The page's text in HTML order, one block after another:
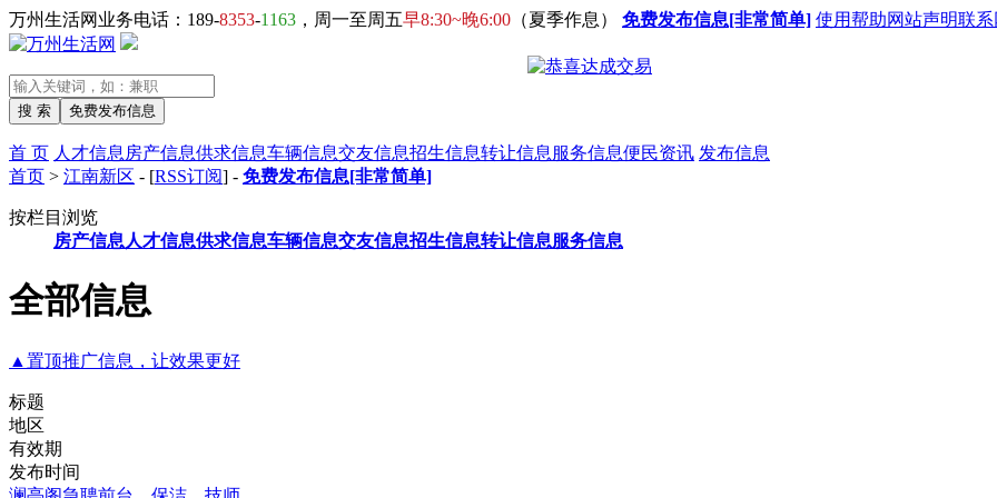
万州生活网业务电话：189-8353-1163 ，周一至周五早8:30~晚6:00 （夏季作息） 免费发布信息[非常简单] 使用帮助网站声明联
首 页 人才信息 房产信息供求信息车辆信息交友信息招生信息转让信息 服务信息便民资讯 发布信息
首页 > 江南新区 - [RSS订阅] - 免费发布信息[非常简单]
按栏目浏览
房产信息 人才信息供求信息车辆信息交友信息招生信息转让信息服务信息
全部信息
▲置顶推广信息，让效果更好
标题
地区
有效期
发布时间